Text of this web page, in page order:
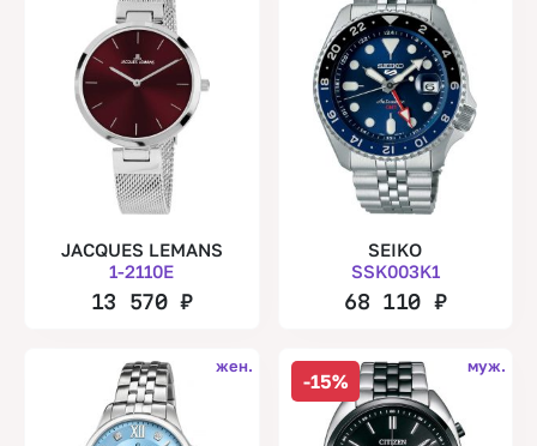
JACQUES LEMANS
1-2110E
13 570₽
SEIKO
SSK003K1
68 110 ₽
жен.
-15%
муж.